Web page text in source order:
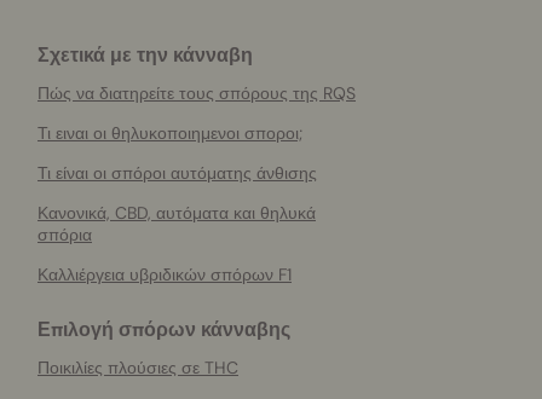
Σχετικά με την κάνναβη
Πώς να διατηρείτε τους σπόρους της RQS
Τι ειναι οι θηλυκοποιημενοι σποροι;
Τι είναι οι σπόροι αυτόματης άνθισης
Κανονικά, CBD, αυτόματα και θηλυκά
σπόρια
Καλλιέργεια υβριδικών σπόρων F1
Επιλογή σπόρων κάνναβης
Ποικιλίες πλούσιες σε THC